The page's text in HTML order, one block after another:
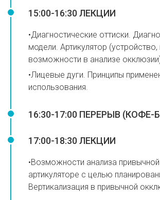
15:00-16:30 ЛЕКЦИИ
•⁠Диагностические оттиски.
модели. Артикулятор (устройство,
возможности в анализе
•⁠Лицевые дуги. Принципы
использования.
16:30-17:00 ПЕРЕРЫВ (КОФЕ-
17:00-18:30 ЛЕКЦИИ
•Возможности анализа
артикуляторе с целью
Вертикализация в привычной